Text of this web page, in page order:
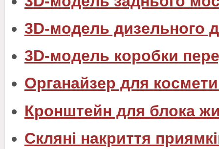
3D-модель дизельного
3D-модель коробки
Органайзер для
Кронштейн для блока
Скляні накриття